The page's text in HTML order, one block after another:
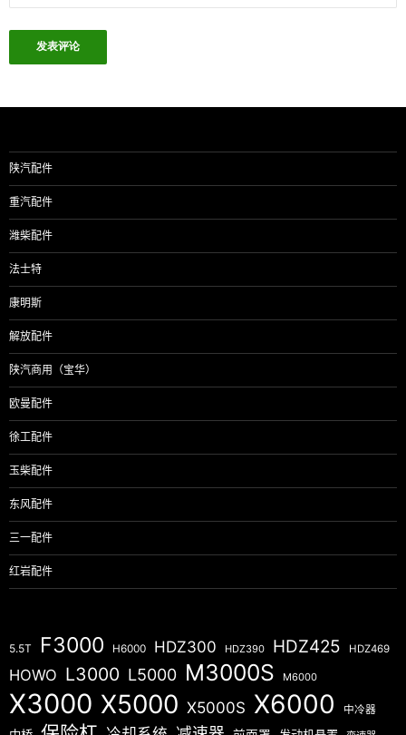
陕汽配件
重汽配件
潍柴配件
法士特
康明斯
解放配件
陕汽商用（宝华）
欧曼配件
徐工配件
玉柴配件
东风配件
三一配件
红岩配件
5.5T F3000 H6000 HDZ300 HDZ390 HDZ425 HDZ469
HOWO L3000 L5000 M3000S M6000
X3000 X5000 X5000S X6000 中冷器